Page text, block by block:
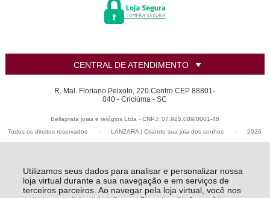
Utilizamos seus dados para analisar e personalizar nossa
loja virtual durante a sua navegação e em serviços de
terceiros parceiros. Ao navegar pela loja virtual, você nos
CENTRAL DE ATENDIMENTO
R. Mal. Floriano Peixoto, 220 Centro CEP 88801-
040 - Criciúma - SC
Bellaprata joias e relógios Ltda - CNPJ: 07.925.089/0001-46
Todos os direitos reservados
- LANZARA | Criando sua joia dos sonhos - 2026